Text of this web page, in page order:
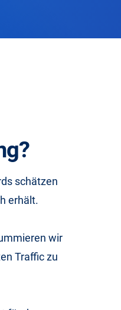
schätzen
erhält.
wir
Traffic zu